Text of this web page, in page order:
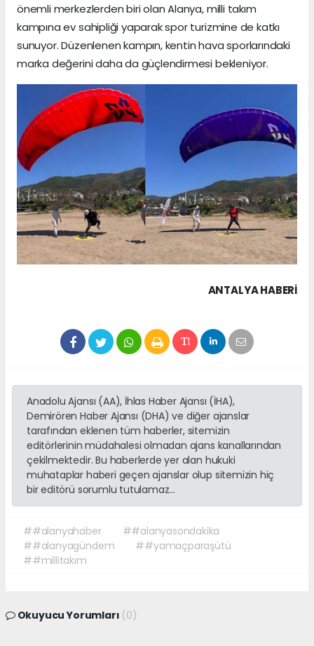
önemli merkezlerden biri olan Alanya, milli takım
kampına ev sahipliği yaparak spor turizmine de katkı
sunuyor. Düzenlenen kampın, kentin hava sporlarındaki
marka değerini daha da güçlendirmesi bekleniyor.
ANTALYA HABERİ
Anadolu Ajansı (AA), İhlas Haber Ajansı (İHA),
Demirören Haber Ajansı (DHA) ve diğer ajanslar
tarafından eklenen tüm haberler, sitemizin
editörlerinin müdahalesi olmadan ajans kanallarından
çekilmektedir. Bu haberlerde yer alan hukuki
muhataplar haberi geçen ajanslar olup sitemizin hiç
bir editörü sorumlu tutulamaz...
##alanyahaber
##alanyasondakika
##alanyagündem
##yamaçparaşütü
##millitakım
Okuyucu Yorumları (0)